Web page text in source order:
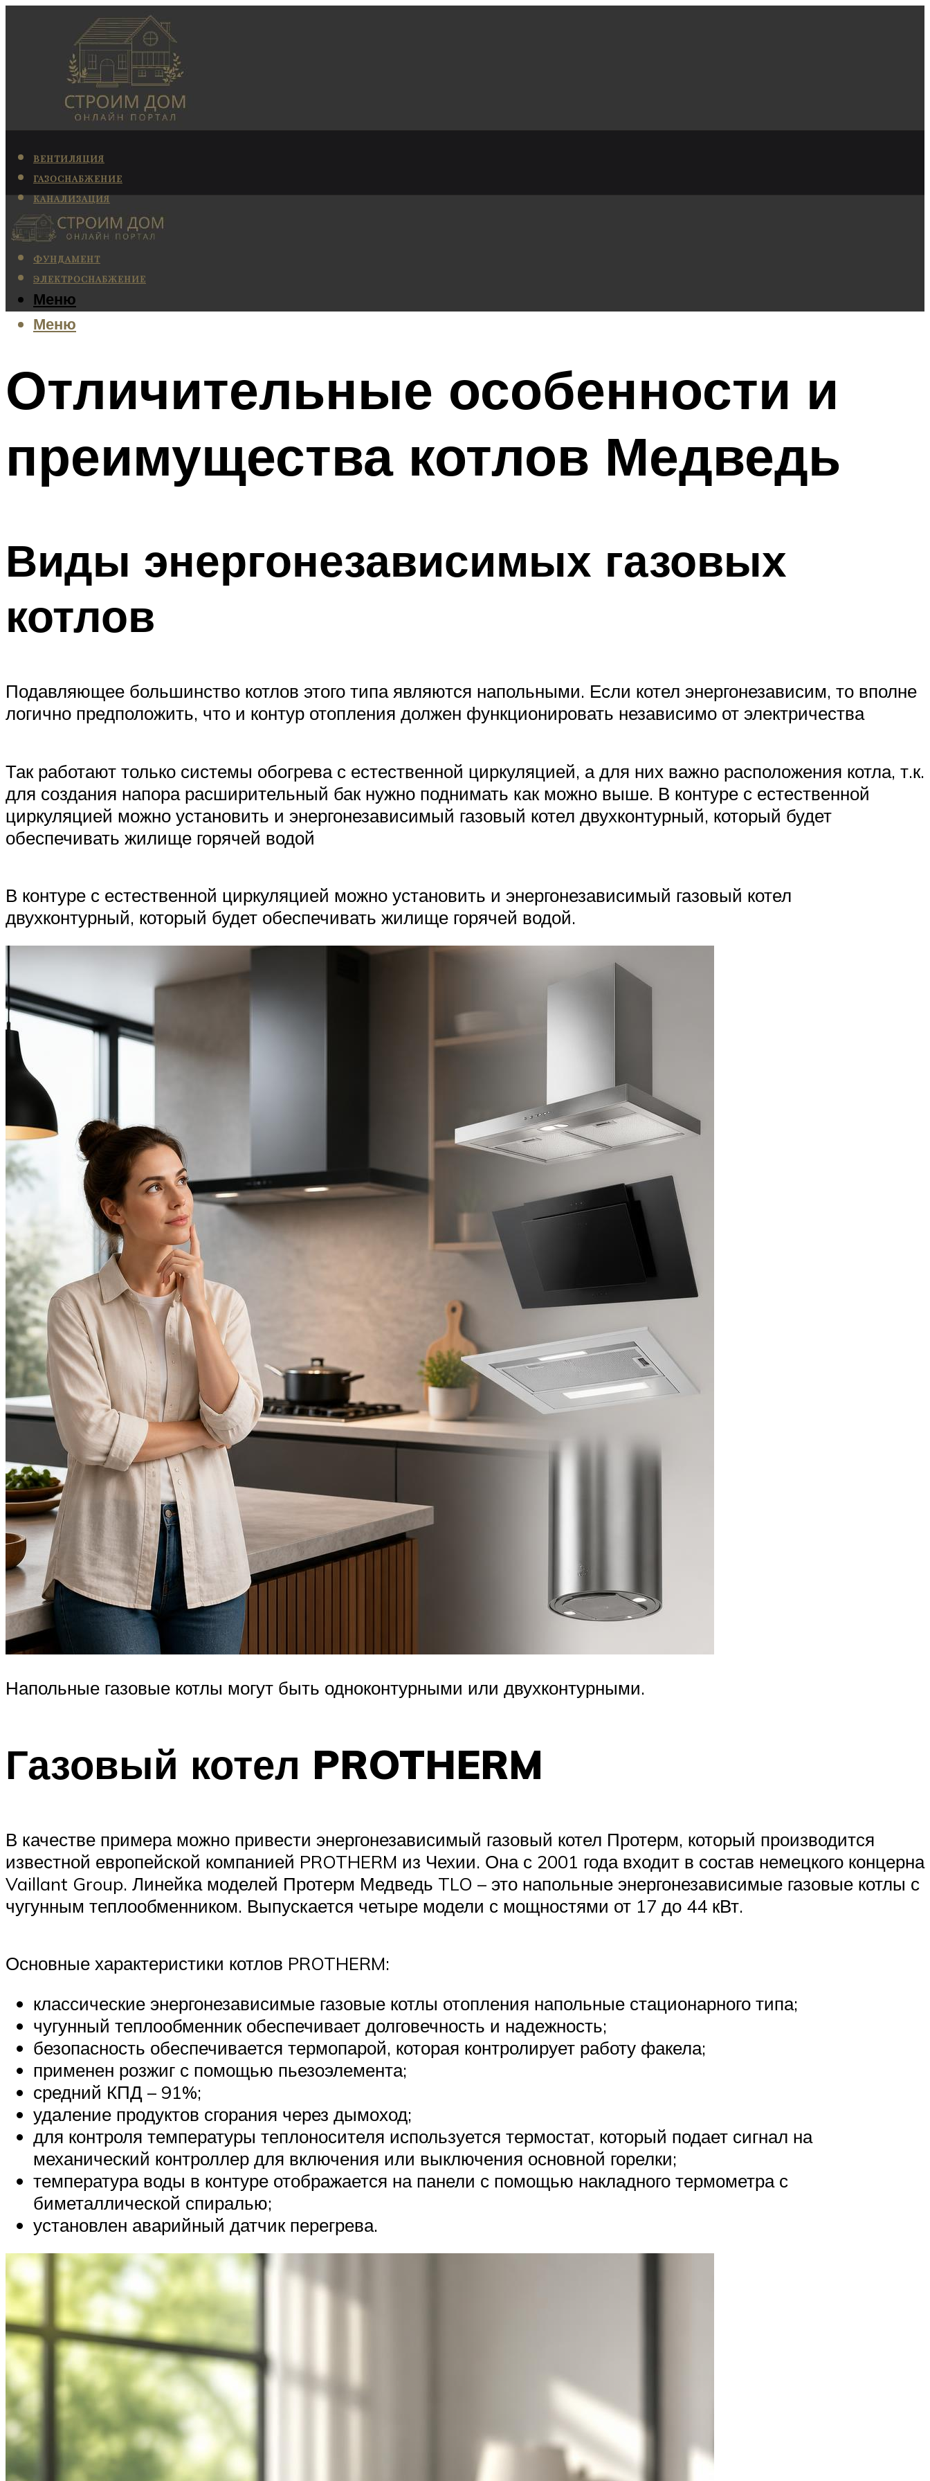
ВЕНТИЛЯЦИЯ
ГАЗОСНАБЖЕНИЕ
КАНАЛИЗАЦИЯ
КОНДИЦИОНИРОВАНИЕ
ОТОПЛЕНИЕ
ФУНДАМЕНТ
ЭЛЕКТРОСНАБЖЕНИЕ
Меню
Меню
Отличительные особенности и
преимущества котлов Медведь
Виды энергонезависимых газовых
котлов
Подавляющее большинство котлов этого типа являются напольными. Если котел энергонезависим, то вполне
логично предположить, что и контур отопления должен функционировать независимо от электричества
Так работают только системы обогрева с естественной циркуляцией, а для них важно расположения котла, т.к.
для создания напора расширительный бак нужно поднимать как можно выше. В контуре с естественной
циркуляцией можно установить и энергонезависимый газовый котел двухконтурный, который будет
обеспечивать жилище горячей водой
В контуре с естественной циркуляцией можно установить и энергонезависимый газовый котел
двухконтурный, который будет обеспечивать жилище горячей водой.
Напольные газовые котлы могут быть одноконтурными или двухконтурными.
Газовый котел PROTHERM
В качестве примера можно привести энергонезависимый газовый котел Протерм, который производится
известной европейской компанией PROTHERM из Чехии. Она с 2001 года входит в состав немецкого концерна
Vaillant Group. Линейка моделей Протерм Медведь TLO – это напольные энергонезависимые газовые котлы с
чугунным теплообменником. Выпускается четыре модели с мощностями от 17 до 44 кВт.
Основные характеристики котлов PROTHERM:
классические энергонезависимые газовые котлы отопления напольные стационарного типа;
чугунный теплообменник обеспечивает долговечность и надежность;
безопасность обеспечивается термопарой, которая контролирует работу факела;
применен розжиг с помощью пьезоэлемента;
средний КПД – 91%;
удаление продуктов сгорания через дымоход;
для контроля температуры теплоносителя используется термостат, который подает сигнал на
механический контроллер для включения или выключения основной горелки;
температура воды в контуре отображается на панели с помощью накладного термометра с
биметаллической спиралью;
установлен аварийный датчик перегрева.